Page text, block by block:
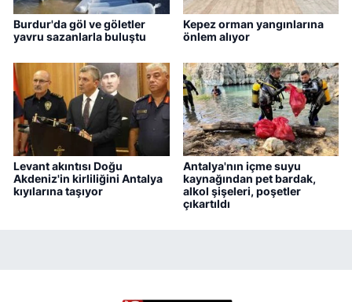
Burdur'da göl ve göletler
yavru sazanlarla buluştu
Kepez orman yangınlarına
önlem alıyor
Levant akıntısı Doğu
Akdeniz'in kirliliğini Antalya
kıyılarına taşıyor
Antalya'nın içme suyu
kaynağından pet bardak,
alkol şişeleri, poşetler
çıkartıldı